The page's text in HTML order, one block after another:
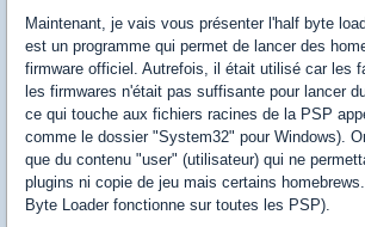
Maintenant, je vais vous présenter l'half byte
est un programme qui permet de lancer des
firmware officiel. Autrefois, il était utilisé car les
les firmwares n'était pas suffisante pour lancer
ce qui touche aux fichiers racines de la PSP
comme le dossier "System32" pour Windows).
que du contenu "user" (utilisateur) qui ne
plugins ni copie de jeu mais certains
Byte Loader fonctionne sur toutes les PSP).